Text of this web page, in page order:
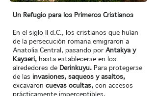
Un Refugio para los Primeros Cristianos
En el siglo II d.C., los cristianos que huían
de la persecución romana emigraron a
Anatolia Central, pasando por Antakya y
Kayseri, hasta establecerse en los
alrededores de Derinkuyu. Para protegerse
de las invasiones, saqueos y asaltos,
excavaron cuevas ocultas, con accesos
prácticamente imperceptibles.